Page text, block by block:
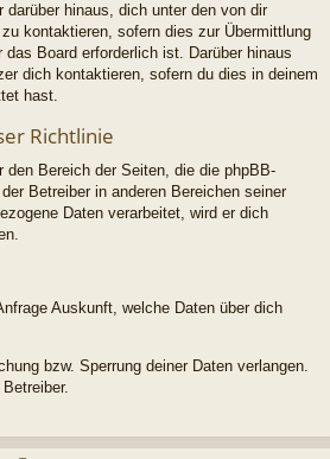
darüber hinaus, dich unter den von dir
kontaktieren, sofern dies zur Übermittlung
Board erforderlich ist. Darüber hinaus
dich kontaktieren, sofern du dies in deinem
hast.
Richtlinie
den Bereich der Seiten, die die phpBB-
Betreiber in anderen Bereichen seiner
Daten verarbeitet, wird er dich
Auskunft, welche Daten über dich
bzw. Sperrung deiner Daten verlangen.